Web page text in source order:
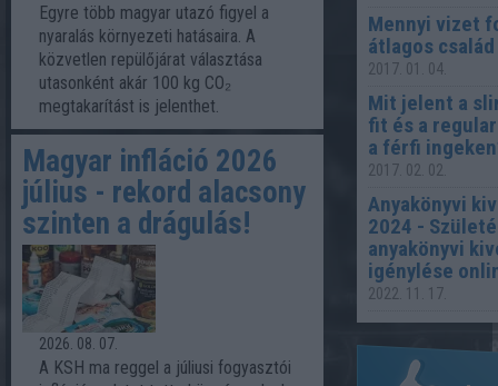
Egyre több magyar utazó figyel a
nyaralás környezeti hatásaira. A
közvetlen repülőjárat választása
utasonként akár 100 kg CO₂
megtakarítást is jelenthet.
Magyar infláció 2026
július - rekord alacsony
szinten a drágulás!
2026. 08. 07.
A KSH ma reggel a júliusi fogyasztói
Mennyi vizet
átlagos
2017. 01. 04.
Mit jelent a
fit és a
a férfi
2017. 02. 02.
Anyakönyvi
2024 -
anyakönyvi
igénylése
2022. 11. 17.